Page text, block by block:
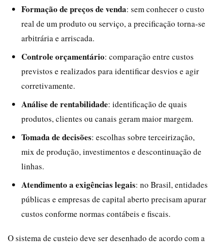
Formação de preços de venda: sem conhecer o custo
real de um produto ou serviço, a precificação torna-se
arbitrária e arriscada.
Controle orçamentário: comparação entre custos
previstos e realizados para identificar desvios e agir
corretivamente.
Análise de rentabilidade: identificação de quais
produtos, clientes ou canais geram maior margem.
Tomada de decisões: escolhas sobre terceirização,
mix de produção, investimentos e descontinuação de
linhas.
Atendimento a exigências legais: no Brasil, entidades
públicas e empresas de capital aberto precisam apurar
custos conforme normas contábeis e fiscais.
O sistema de custeio deve ser desenhado de acordo com a